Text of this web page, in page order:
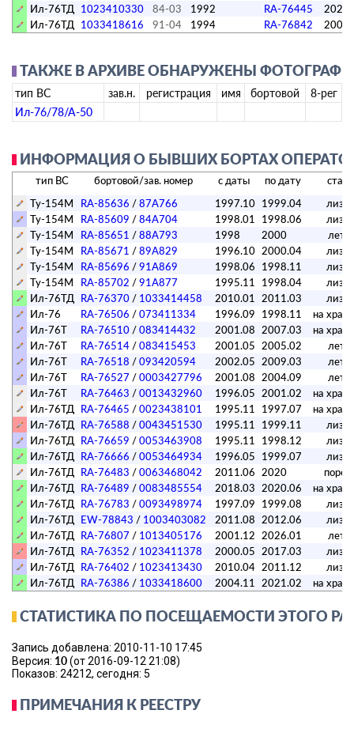
Ил-76ТД
1023410330 84-03 1992 RA-76445
Ил-76ТД
1033418616 91-04 1994 RA-76842
ТАКЖЕ В АРХИВЕ ОБНАРУЖЕНЫ
тип ВС зав.н. регистрация имя бортовой
8-рег
Ил-76/78/А-50
ИНФОРМАЦИЯ О БЫВШИХ БОРТАХ
тип ВС бортовой/зав. номер с даты по дату
Ту-154М
RA-85636 /87A766 1997.10 1999.04
Ту-154М
RA-85609 /84A704 1998.01 1998.06
Ту-154М
RA-85651 /88A793 1998 2000
Ту-154М
RA-85671 /89A829 1996.10 2000.04
Ту-154М
RA-85696 /91A869 1998.06 1998.11
Ту-154М
RA-85702 /91A877 1995.11 1998.04
Ил-76ТД
RA-76370 / 1033414458 2010.01 2011.03
Ил-76
RA-76506 /073411334 1996.09 1998.11
на
Ил-76Т
RA-76510 /083414432 2001.08 2007.03
на
Ил-76Т
RA-76514 /083415453 2001.05 2005.02
Ил-76Т
RA-76518 /093420594 2002.05 2009.03
Ил-76Т
RA-76527 /0003427796 2001.08 2004.09
Ил-76Т
RA-76463 /0013432960 1996.05 2001.02
на
Ил-76ТД
RA-76465 /0023438101 1995.11 1997.07
на
Ил-76ТД
RA-76588 /0043451530 1995.11 1999.11
Ил-76ТД
RA-76659 /0053463908 1995.11 1998.12
Ил-76ТД
RA-76666 /0053464934 1996.05 1999.07
Ил-76ТД
RA-76483 /0063468042 2011.06 2020
Ил-76ТД
RA-76489 /0083485554 2018.03 2020.06
на
Ил-76ТД
RA-76783 /0093498974 1997.09 1999.08
Ил-76ТД
EW-78843 / 1003403082 2011.08 2012.06
Ил-76ТД
RA-76807 / 1013405176 2001.12 2026.01
Ил-76ТД
RA-76352 / 1023411378 2000.05 2017.03
Ил-76ТД
RA-76402 / 1023413430 2010.04 2011.12
Ил-76ТД
RA-76386 / 1033418600 2004.11 2021.02 на
СТАТИСТИКА ПО ПОСЕЩАЕМОСТИ ЭТОГО
Запись добавлена: 2010-11-10 17:45
Версия: 10(от 2016-09-12 21:08)
Показов: 24212, сегодня: 5
ПРИМЕЧАНИЯ К РЕЕСТРУ